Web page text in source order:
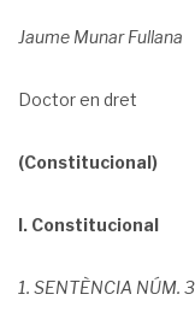
Jaume Munar Fullana
Doctor en dret
(Constitucional)
I. Constitucional
1. SENTÈNCIA NÚM.